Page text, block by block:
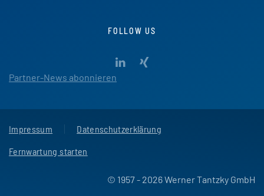
FOLLOW US
Partner-News abonnieren
Impressum
Datenschutzerklärung
Fernwartung starten
© 1957 - 2026 Werner Tantzky GmbH